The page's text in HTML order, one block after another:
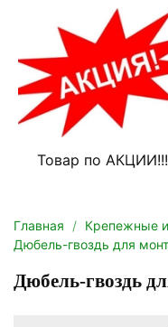
Товар по АКЦИИ!!!
Главная Крепежные
Дюбель-гвоздь для
Дюбель-гвоздь